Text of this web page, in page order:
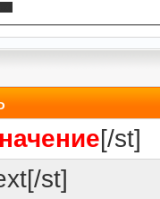
[/st]
st]